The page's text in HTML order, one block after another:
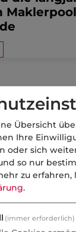
an
der
Übersicht
Ihre
oder sich
so nur
zu erfahren,
.
(immer erforderlich)